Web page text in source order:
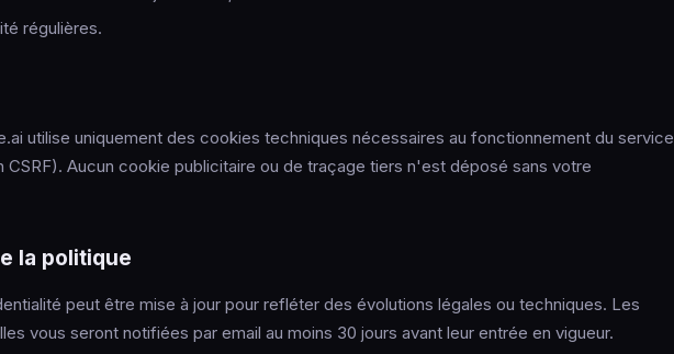
régulières.
utilise uniquement des cookies techniques nécessaires au fonctionnement du service
CSRF). Aucun cookie publicitaire ou de traçage tiers n'est déposé sans votre
la politique
peut être mise à jour pour refléter des évolutions légales ou techniques. Les
vous seront notifiées par email au moins 30 jours avant leur entrée en vigueur.